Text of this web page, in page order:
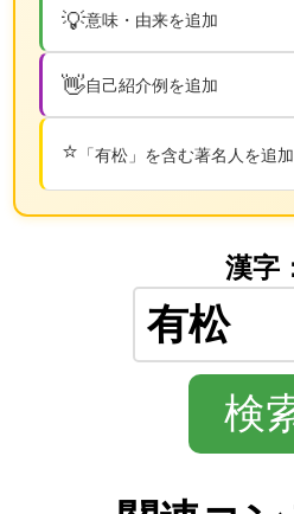
💡意味・由来を追加
👋自己紹介例を追加
⭐ 「有松」を含む著名人を追加
漢字